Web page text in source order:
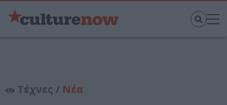
Τέχνες / Νέα